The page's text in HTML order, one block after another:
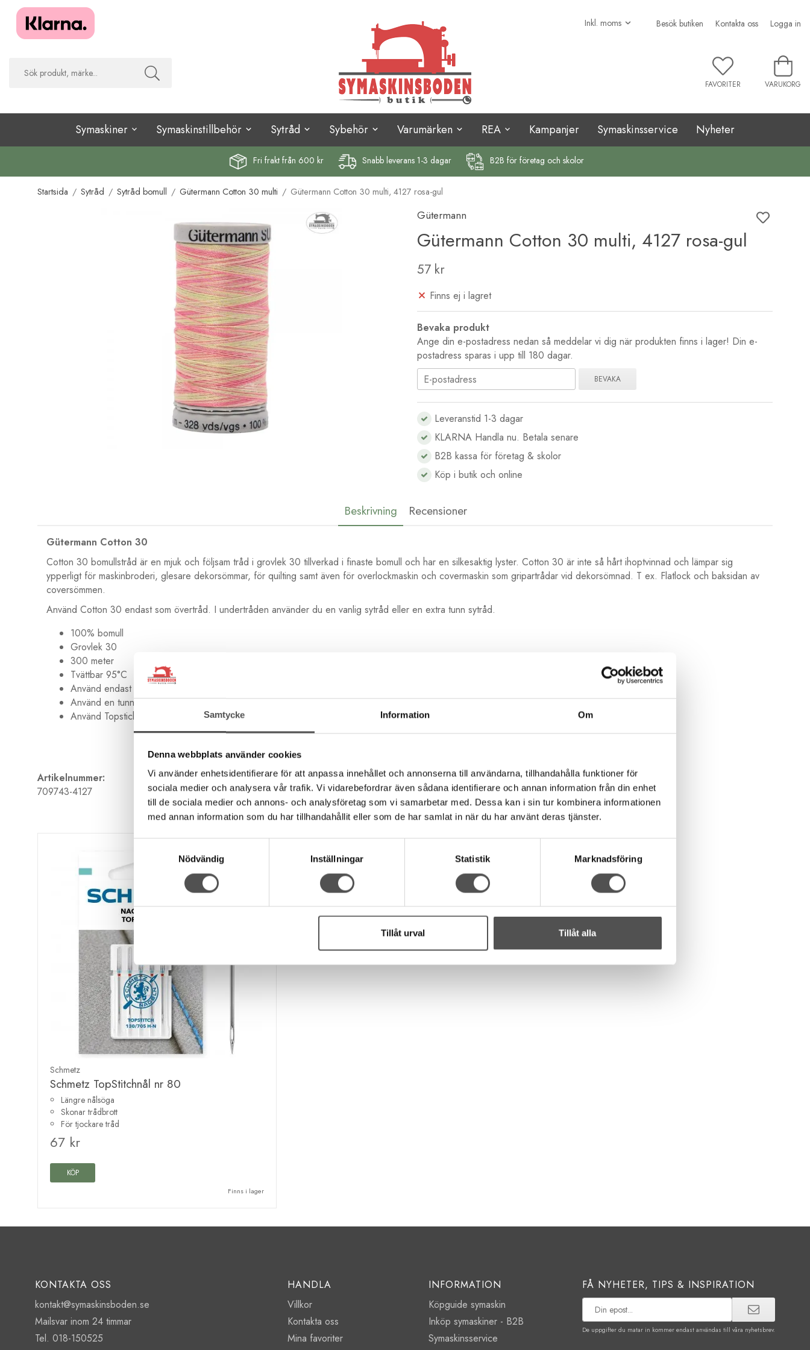
Samtycke Information Om
Denna webbplats använder cookies
Vi använder enhetsidentifierare för att anpassa innehållet och annonserna till användarna, tillhandahålla funktioner för
sociala medier och analysera vår trafik. Vi vidarebefordrar även sådana identifierare och annan information från din enhet
till de sociala medier och annons- och analysföretag som vi samarbetar med. Dessa kan i sin tur kombinera informationen
med annan information som du har tillhandahållit eller som de har samlat in när du har använt deras tjänster.
Nödvändig
Inställningar Statistik Marknadsföring
Tillåt urval Tillåt alla
Besök butiken Kontakta oss Logga in
FAVORITER VARUKORG
Symaskiner Symaskinstillbehör Sytråd Sybehör Varumärken REA Kampanjer Symaskinsservice Nyheter
Fri fraktfrån 600 kr Snabb leverans 1-3 dagar B2B för företag och skolor
Startsida / Sytråd / Sytråd bomull / Gütermann Cotton 30 multi / Gütermann Cotton 30 multi, 4127 rosa-gul
Gütermann
Gütermann Cotton 30 multi, 4127 rosa-gul
57 kr
Finns ej i lagret
Bevaka produkt
Ange din e-postadress nedan så meddelar vi dig när produkten finns i lager! Din e-
postadress sparas i upp till 180 dagar.
BEVAKA
Leveranstid 1-3 dagar
KLARNA Handla nu. Betala senare
B2B kassa för företag & skolor
Köp i butik och online
Beskrivning Recensioner
Gütermann Cotton 30
Cotton 30 bomullstråd är en mjuk och följsam tråd i grovlek 30 tillverkad i finaste bomull och har en silkesaktig lyster. Cotton 30 är inte så hårt ihoptvinnad och lämpar sig
ypperligt för maskinbroderi, glesare dekorsömmar, för quilting samt även för overlockmaskin och covermaskin som gripartrådar vid dekorsömnad. T ex. Flatlock och baksidan av
coversömmen.
Använd Cotton 30 endast som övertråd. I undertråden använder du en vanlig sytråd eller en extra tunn sytråd.
100% bomull
Grovlek 30
300 meter
Tvättbar 95°C
Använd endast som övertråd
Använd en tunn undertråd
Använd Topstichnål Nr 90
Artikelnummer:
709743-4127
Rekommenderade tillbehör till denna produkt
Schmetz
Schmetz TopStitchnål nr 80
Längre nålsöga
Skonar trådbrott
För tjockare tråd
67 kr
KÖP
Finns i lager
KONTAKTA OSS
kontakt@symaskinsboden.se
Mailsvar inom 24 timmar
Tel. 018-150525
HANDLA
Villkor
Kontakta oss
Mina favoriter
INFORMATION
Köpguide symaskin
Inköp symaskiner - B2B
Symaskinsservice
FÅ NYHETER, TIPS & INSPIRATION
De uppgifter du matar in kommer endast användas till våra nyhetsbrev.